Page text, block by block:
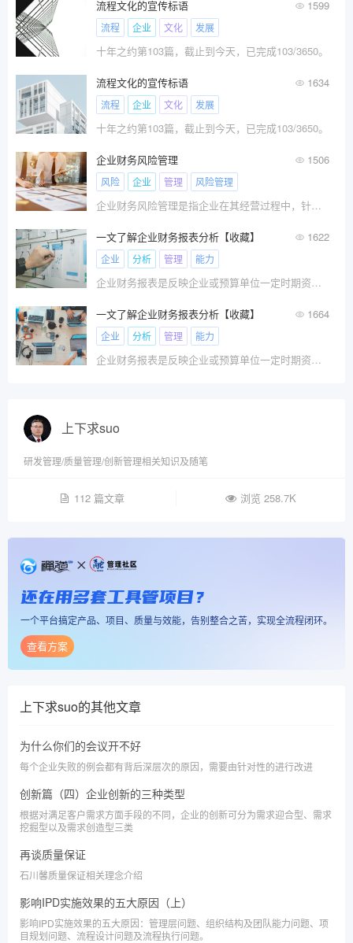
流程文化的宣传标语 1599
流程 企业 文化 发展
十年之约第103篇，截止到今天，已完成103/3650。
流程文化的宣传标语 1634
流程 企业 文化 发展
十年之约第103篇，截止到今天，已完成103/3650。
企业财务风险管理 1506
风险 企业 管理 风险管理
企业财务风险管理是指企业在其经营过程中，针对可能出现的财务风险进行识别、度量、分析和评价，并据此制定和实施相应
一文了解企业财务报表分析【收藏】 1622
企业 分析 管理 能力
企业财务报表是反映企业或预算单位一定时期资金、利润状况的会计报表。我国财务报表的种类、格式、编报要求，均由统一的会计制度作出规定，要求企业定期编报。
一文了解企业财务报表分析【收藏】 1664
企业 分析 管理 能力
企业财务报表是反映企业或预算单位一定时期资金、利润状况的会计报表。我国财务报表的种类、格式、编报要求，均由统一的会计制度作出规定，要求企业定期编报。
上下求suo
研发管理/质量管理/创新管理相关知识及随笔
112 篇文章 浏览 258.7K
还在用多套工具管项目？
一个平台搞定产品、项目、质量与效能，告别整合之苦，实现全流程闭环。
查看方案
上下求suo的其他文章
为什么你们的会议开不好
每个企业失败的例会都有背后深层次的原因，需要由针对性的进行改进
创新篇（四）企业创新的三种类型
根据对满足客户需求方面手段的不同，企业的创新可分为需求迎合型、需求
挖掘型以及需求创造型三类
再谈质量保证
石川馨质量保证相关理念介绍
影响IPD实施效果的五大原因（上）
影响IPD实施效果的五大原因：管理层问题、组织结构及团队能力问题、项
目规划问题、流程设计问题及流程执行问题。